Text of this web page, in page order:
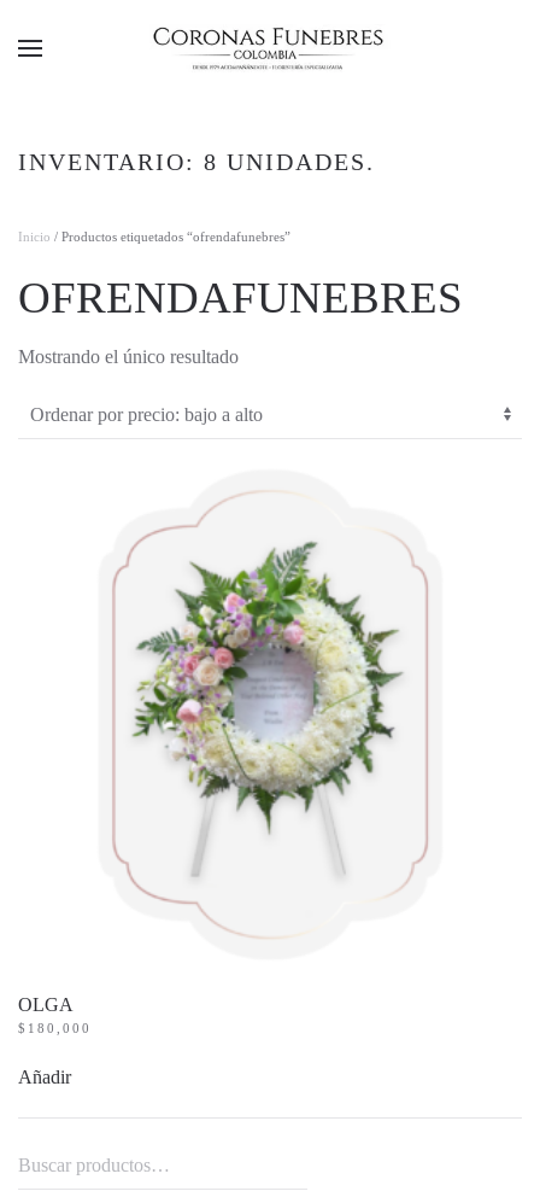
Ir al contenido principal
INVENTARIO: 8 UNIDADES.
Inicio / Productos etiquetados “ofrendafunebres”
OFRENDAFUNEBRES
Mostrando el único resultado
OLGA
$ 180,000
Añadir
Buscar
por: